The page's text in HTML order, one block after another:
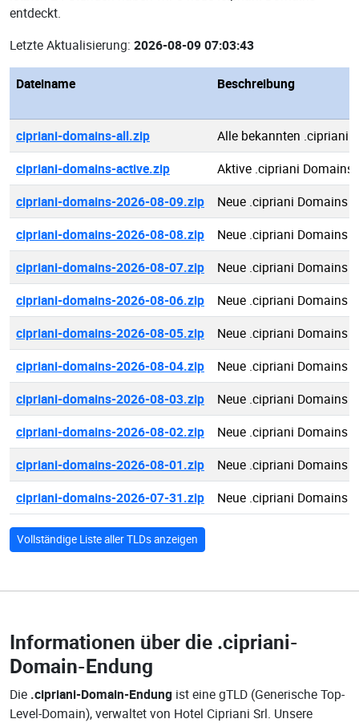
entdeckt.
Letzte Aktualisierung: 2026-08-09 07:03:43
Dateiname Beschreibung
cipriani-domains-all.zip
Alle bekannten .cipriani
cipriani-domains-active.zip
Aktive .cipriani Domains
cipriani-domains-2026-08-09.zip
Neue .cipriani Domains
cipriani-domains-2026-08-08.zip
Neue .cipriani Domains
cipriani-domains-2026-08-07.zip
Neue .cipriani Domains
cipriani-domains-2026-08-06.zip
Neue .cipriani Domains
cipriani-domains-2026-08-05.zip
Neue .cipriani Domains
cipriani-domains-2026-08-04.zip
Neue .cipriani Domains
cipriani-domains-2026-08-03.zip
Neue .cipriani Domains
cipriani-domains-2026-08-02.zip
Neue .cipriani Domains
cipriani-domains-2026-08-01.zip
Neue .cipriani Domains
cipriani-domains-2026-07-31.zip
Neue .cipriani Domains
Vollständige Liste aller TLDs anzeigen
Informationen über die .cipriani-
Domain-Endung
Die .cipriani-Domain-Endung ist eine gTLD (Generische Top-
Level-Domain), verwaltet von Hotel Cipriani Srl. Unsere